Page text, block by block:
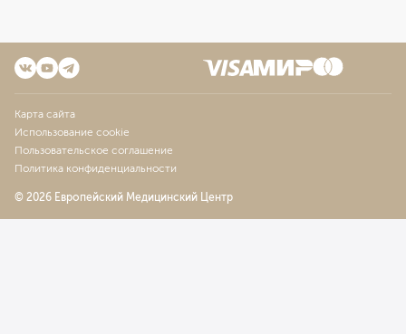
Карта сайта
Использование cookie
Пользовательское соглашение
Политика конфиденциальности
© 2026 Европейский Медицинский Центр